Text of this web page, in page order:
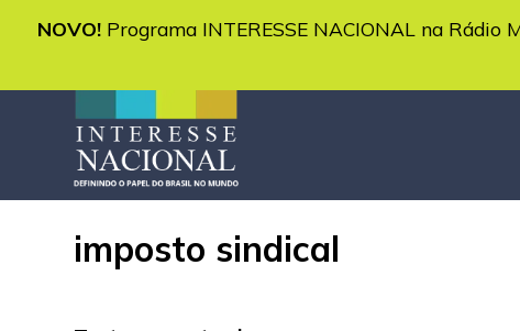
NOVO! Programa INTERESSE NACIONAL na Rádio
imposto sindical